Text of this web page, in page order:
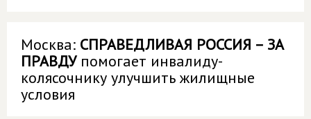
Москва: СПРАВЕДЛИВАЯ РОССИЯ – ЗА
ПРАВДУпомогает инвалиду-
колясочнику улучшить жилищные
условия